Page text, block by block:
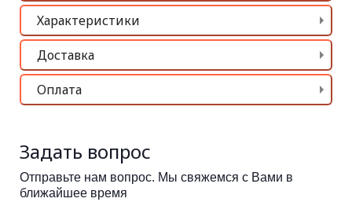
Характеристики
Доставка
Оплата
Задать вопрос
Отправьте нам вопрос. Мы свяжемся с Вами в
ближайшее время